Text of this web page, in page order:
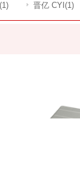
(1) 晋亿 CYI (1)